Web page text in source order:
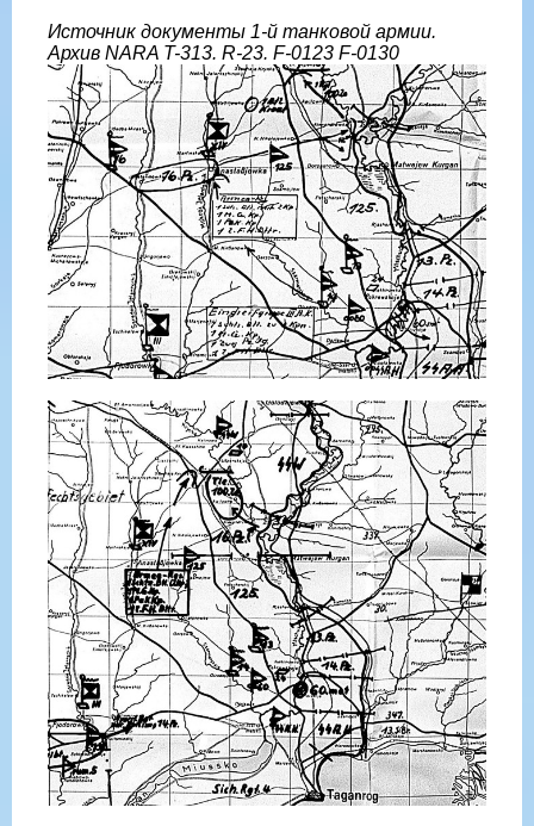
Источник документы 1-й танковой армии.
Архив NARA T-313. R-23. F-0123 F-0130